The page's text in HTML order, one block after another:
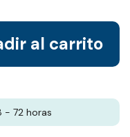
al carrito
- 72 horas